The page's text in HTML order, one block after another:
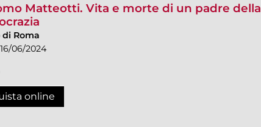
Matteotti. Vita e morte di un padre della
di Roma
06/2024
online